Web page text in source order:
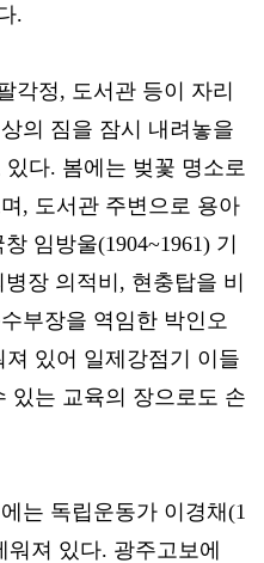
.
각정, 도서관 등이 자리
의 짐을 잠시 내려놓을
다. 봄에는 벚꽃 명소로
, 도서관 주변으로 용아
임방울(1904~1961) 기
병장 의적비, 현충탑을 비
부장을 역임한 박인오
있어 일제강점기 이들
있는 교육의 장으로도 손
는 독립운동가 이경채(1
워져 있다. 광주고보에